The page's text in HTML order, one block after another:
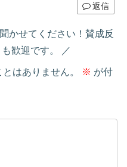
返信
かせてください！賛成反
歓迎です。
はありません。 ※ が付